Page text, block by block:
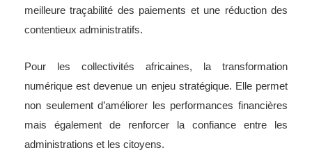
meilleure traçabilité des paiements et une réduction des
contentieux administratifs.
Pour les collectivités africaines, la transformation
numérique est devenue un enjeu stratégique. Elle permet
non seulement d’améliorer les performances financières
mais également de renforcer la confiance entre les
administrations et les citoyens.